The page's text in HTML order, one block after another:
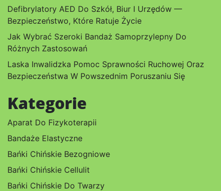
Defibrylatory AED Do Szkół, Biur I Urzędów —
Bezpieczeństwo, Które Ratuje Życie
Jak Wybrać Szeroki Bandaż Samoprzylepny Do
Różnych Zastosowań
Laska Inwalidzka Pomoc Sprawności Ruchowej Oraz
Bezpieczeństwa W Powszednim Poruszaniu Się
Kategorie
Aparat Do Fizykoterapii
Bandaże Elastyczne
Bańki Chińskie Bezogniowe
Bańki Chińskie Cellulit
Bańki Chińskie Do Twarzy